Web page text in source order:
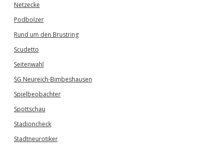
Netzecke
Podbolzer
Rund um den Brustring
Scudetto
Seitenwahl
SG Neureich-Bimbeshausen
Spielbeobachter
Spottschau
Stadioncheck
Stadtneurotiker